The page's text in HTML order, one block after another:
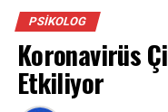
PSIKOLOG
Koronavirüs
Etkiliyor